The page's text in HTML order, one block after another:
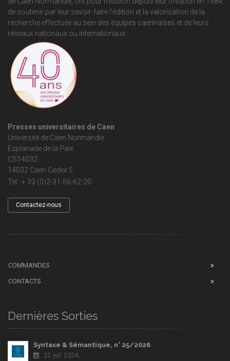
de soutenir par leur savoir-faire l'édition et la valorisation de la
recherche effectuée au sein des équipes caennaises et de leurs
réseaux nationaux ou internationaux.
Presses universitaires de Caen
Université de Caen Normandie
Esplanade de la Paix
CS14032
14032 Caen Cedex 5
Tel : + 33 (0)2-31-56-62-20
Contactez-nous
COMMANDES
CONTACTS
Dernières Sorties
Syntaxe & Sémantique, n° 25/2026
22 juil. 2026